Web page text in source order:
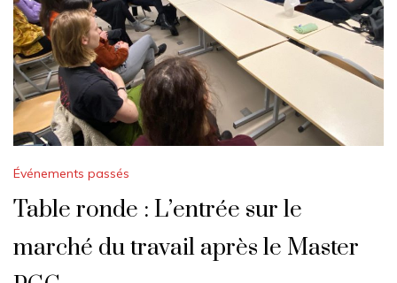
Événements passés
Table ronde : L’entrée sur le
marché du travail après le Master